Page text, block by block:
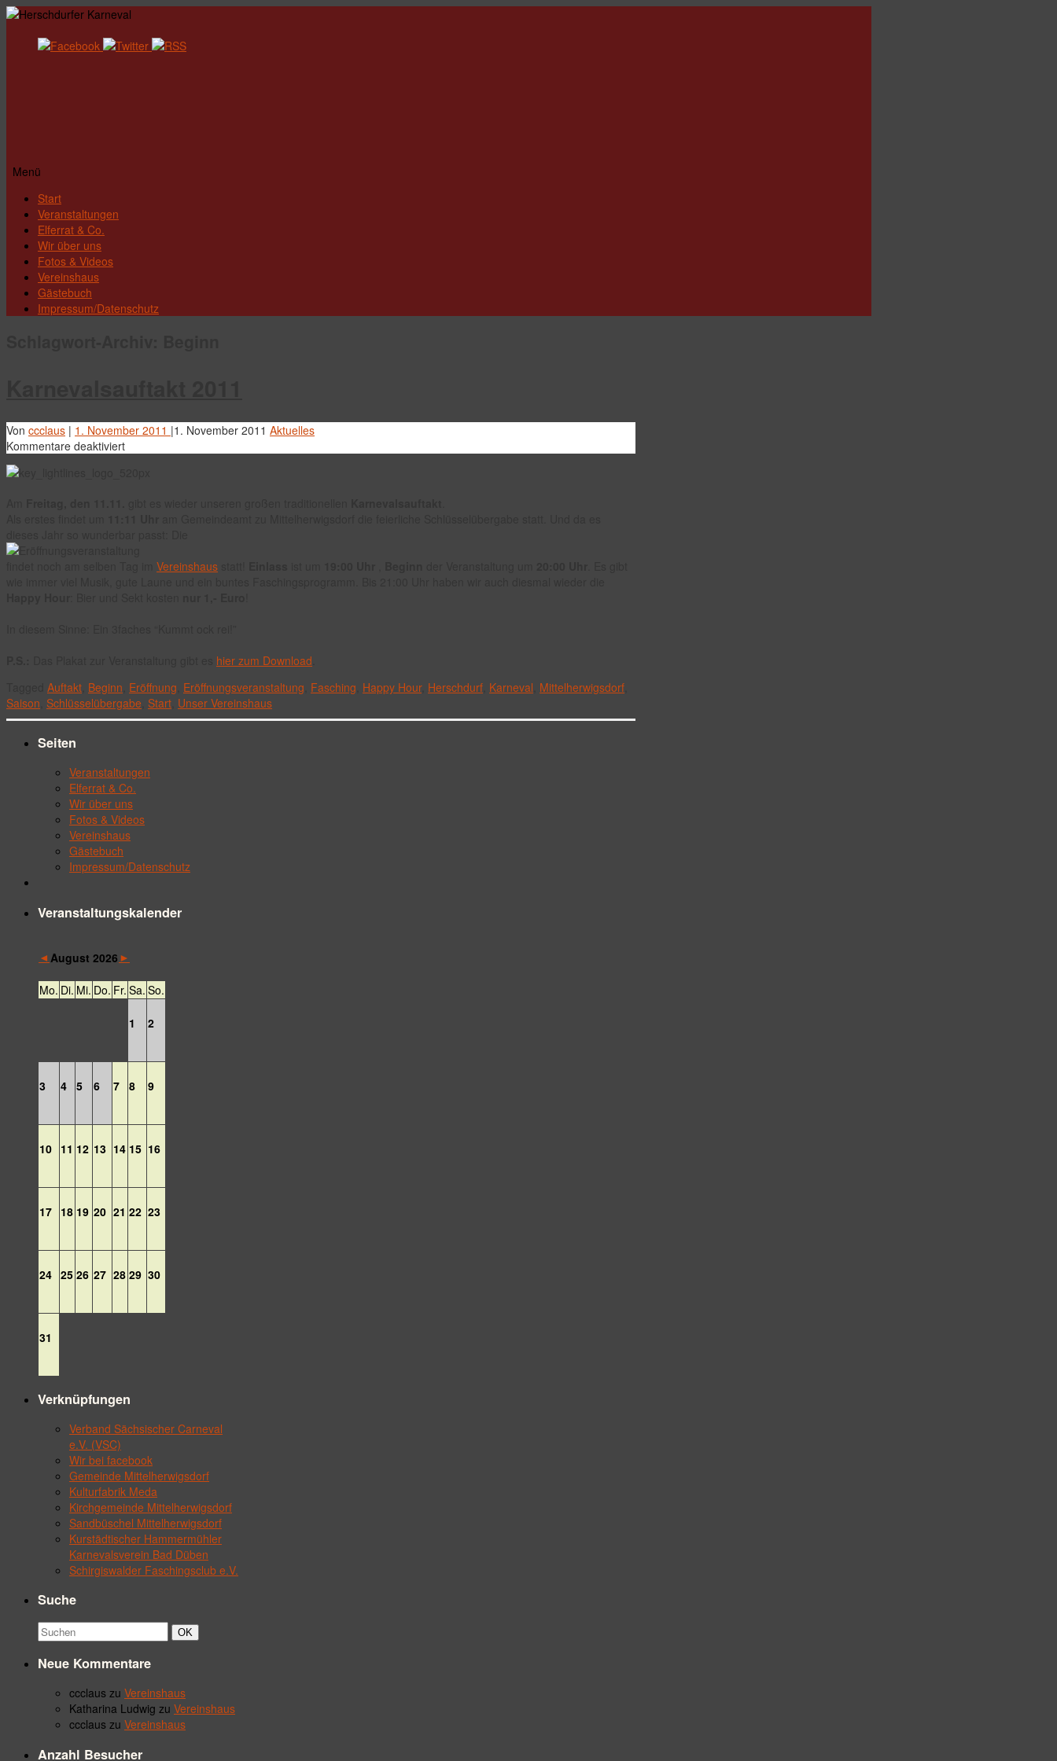
Menü
Zum
Inhalt
springen
Start
Veranstaltungen
Elferrat & Co.
Wir über uns
Fotos & Videos
Vereinshaus
Gästebuch
Impressum/Datenschutz
Von ccclaus | 1. November 2011 |1. November 2011 Aktuelles
Kommentare deaktiviertfür
Vereinshaus
hier zum Download
Auftakt Beginn Eröffnung Eröffnungsveranstaltung Fasching Happy Hour, Herschdurf Karneval Mittelherwigsdorf
Saison Schlüsselübergabe Start Unser Vereinshaus
Seiten
Veranstaltungen
Elferrat & Co.
Wir über uns
Fotos & Videos
Vereinshaus
Gästebuch
Impressum/Datenschutz
Veranstaltungskalender
◄ August 2026 ►
Mo. Di. Mi. Do. Fr. Sa. So.
1 2
3 4 5 6 7 8 9
10 11 12 13 14 15 16
17 18 19 20 21 22 23
24 25 26 27 28 29 30
31
Verknüpfungen
Verband Sächsischer Carneval
e.V. (VSC)
Wir bei facebook
Gemeinde Mittelherwigsdorf
Kulturfabrik Meda
Kirchgemeinde Mittelherwigsdorf
Sandbüschel Mittelherwigsdorf
Kurstädtischer Hammermühler
Karnevalsverein Bad Düben
Schirgiswalder Faschingsclub e.V.
Suche
Suchbegriff: Suchen
OK
Neue Kommentare
ccclaus zu Vereinshaus
Katharina Ludwig zu Vereinshaus
ccclaus zu Vereinshaus
Anzahl Besucher